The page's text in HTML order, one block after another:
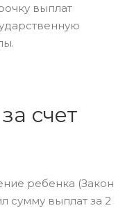
выплат
счет
ребенка (Закон
сумму выплат за 2